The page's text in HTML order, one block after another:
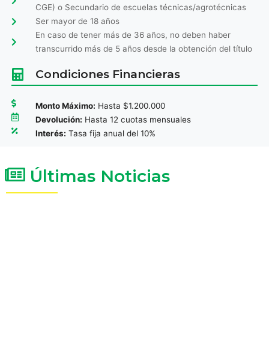
CGE) o Secundario de escuelas técnicas/agrotécnicas
Ser mayor de 18 años
En caso de tener más de 36 años, no deben haber
transcurrido más de 5 años desde la obtención del título
Condiciones Financieras
Monto Máximo: Hasta $1.200.000
Devolución: Hasta 12 cuotas mensuales
Interés: Tasa fija anual del 10%
Últimas Noticias